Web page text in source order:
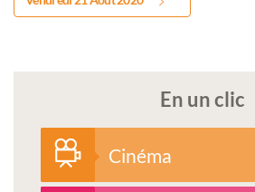
En un clic
Cinéma